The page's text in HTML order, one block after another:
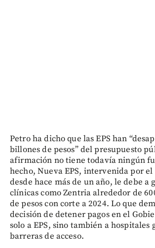
Petro ha dicho que las EPS han
billones de pesos” del presupuesto
afirmación no tiene todavía ningún
hecho, Nueva EPS, intervenida por
desde hace más de un año, le debe a
clínicas como Zentria alrededor de
de pesos con corte a 2024. Lo que
decisión de detener pagos en el
solo a EPS, sino también a hospitales
barreras de acceso.